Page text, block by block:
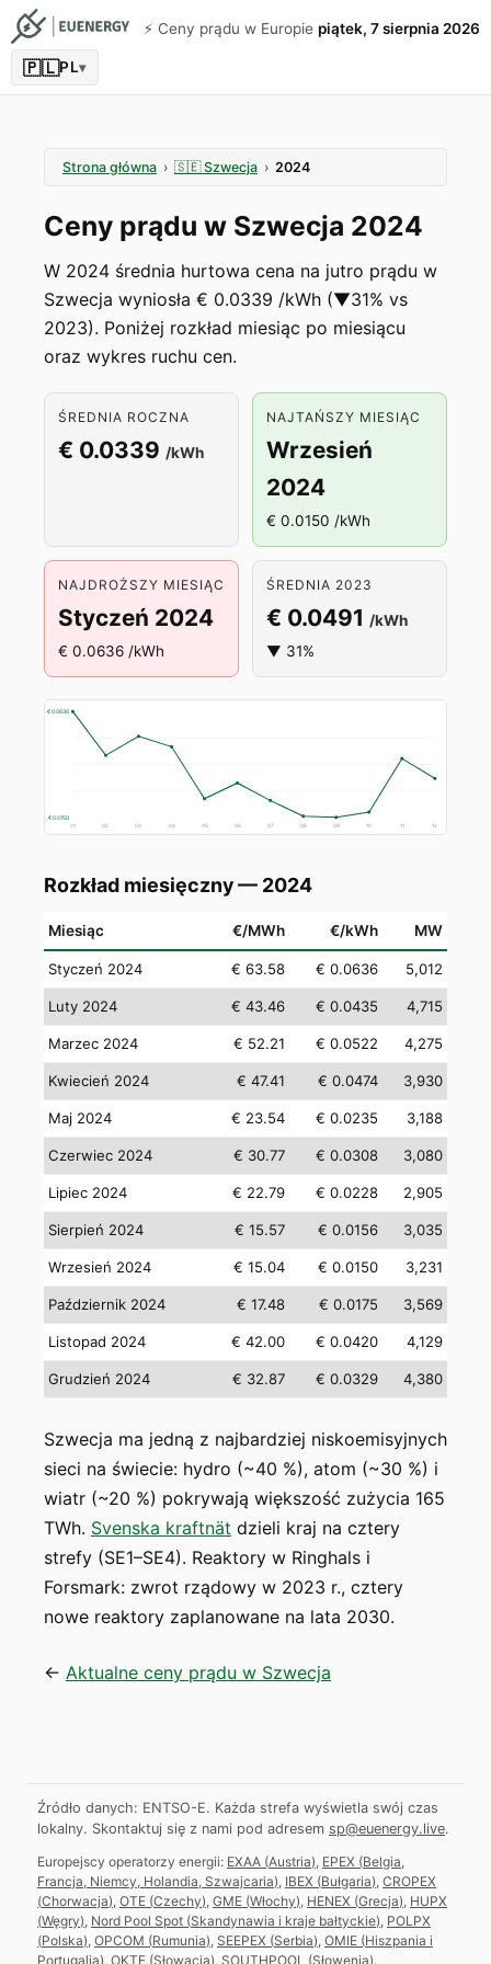
⚡️ Ceny prądu w Europie piątek, 7 sierpnia 2026
🇵🇱PL▾
Strona główna › 🇸🇪 Szwecja › 2024
Ceny prądu w Szwecja 2024
W 2024 średnia hurtowa cena na jutro prądu w
Szwecja wyniosła € 0.0339 /kWh (▼31% vs
2023). Poniżej rozkład miesiąc po miesiącu
oraz wykres ruchu cen.
ŚREDNIA ROCZNA
€ 0.0339 /kWh
NAJTAŃSZY MIESIĄC
Wrzesień
2024
€ 0.0150 /kWh
NAJDROŻSZY MIESIĄC
Styczeń 2024
€ 0.0636 /kWh
ŚREDNIA 2023
€ 0.0491 /kWh
▼ 31%
€ 0.0636
€ 0.0150
01 02 03 04 05 06 07 08 09 10 11 12
Rozkład miesięczny — 2024
Miesiąc €/MWh €/kWh MW
Styczeń 2024 € 63.58 € 0.0636 5,012
Luty 2024 € 43.46 € 0.0435 4,715
Marzec 2024 € 52.21 € 0.0522 4,275
Kwiecień 2024 € 47.41 € 0.0474 3,930
Maj 2024 € 23.54 € 0.0235 3,188
Czerwiec 2024 € 30.77 € 0.0308 3,080
Lipiec 2024 € 22.79 € 0.0228 2,905
Sierpień 2024 € 15.57 € 0.0156 3,035
Wrzesień 2024 € 15.04 € 0.0150 3,231
Październik 2024 € 17.48 € 0.0175 3,569
Listopad 2024 € 42.00 € 0.0420 4,129
Grudzień 2024 € 32.87 € 0.0329 4,380
Szwecja ma jedną z najbardziej niskoemisyjnych
sieci na świecie: hydro (~40 %), atom (~30 %) i
wiatr (~20 %) pokrywają większość zużycia 165
TWh. Svenska kraftnät dzieli kraj na cztery
strefy (SE1–SE4). Reaktory w Ringhals i
Forsmark: zwrot rządowy w 2023 r., cztery
nowe reaktory zaplanowane na lata 2030.
← Aktualne ceny prądu w Szwecja
Źródło danych: ENTSO-E. Każda strefa wyświetla swój czas
lokalny. Skontaktuj się z nami pod adresem sp@euenergy.live.
Europejscy operatorzy energii: EXAA (Austria), EPEX (Belgia,
Francja, Niemcy, Holandia, Szwajcaria), IBEX (Bułgaria), CROPEX
(Chorwacja), OTE (Czechy), GME (Włochy), HENEX (Grecja), HUPX
(Węgry), Nord Pool Spot (Skandynawia i kraje bałtyckie), POLPX
(Polska), OPCOM (Rumunia), SEEPEX (Serbia), OMIE (Hiszpania i
Portugalia) OKTE (Słowacja) SOUTHPOOL (Słowenia).